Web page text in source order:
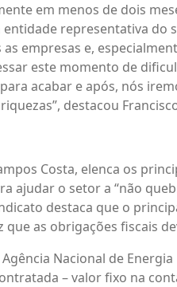
em menos de dois
representativa do
empresas e,
este momento de
acabar e após, nós
destacou
Costa, elenca os
ajudar o setor a “não
destaca que o
que as obrigações fiscais
Nacional de Energia
– valor fixo na